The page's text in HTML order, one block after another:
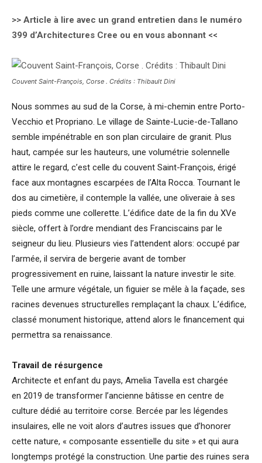
>> Article à lire avec un grand entretien dans le numéro
399 d’Architectures Cree ou en vous abonnant <<
Couvent Saint-François, Corse . Crédits : Thibault Dini
Nous sommes au sud de la Corse, à mi-chemin entre Porto-
Vecchio et Propriano. Le village de Sainte-Lucie-de-Tallano
semble impénétrable en son plan circulaire de granit. Plus
haut, campée sur les hauteurs, une volumétrie solennelle
attire le regard, c’est celle du couvent Saint-François, érigé
face aux montagnes escarpées de l’Alta Rocca. Tournant le
dos au cimetière, il contemple la vallée, une oliveraie à ses
pieds comme une collerette. L’édifice date de la fin du XVe
siècle, offert à l’ordre mendiant des Franciscains par le
seigneur du lieu. Plusieurs vies l’attendent alors: occupé par
l’armée, il servira de bergerie avant de tomber
progressivement en ruine, laissant la nature investir le site.
Telle une armure végétale, un figuier se mêle à la façade, ses
racines devenues structurelles remplaçant la chaux. L’édifice,
classé monument historique, attend alors le financement qui
permettra sa renaissance.
Travail de résurgence
Architecte et enfant du pays, Amelia Tavella est chargée
en 2019 de transformer l’ancienne bâtisse en centre de
culture dédié au territoire corse. Bercée par les légendes
insulaires, elle ne voit alors d’autres issues que d’honorer
cette nature, « composante essentielle du site » et qui aura
longtemps protégé la construction. Une partie des ruines sera